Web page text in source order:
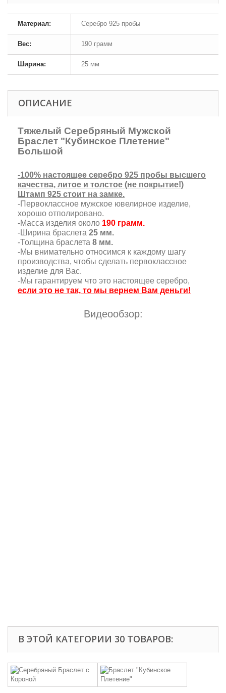
Материал: Серебро 925 пробы
Вес: 190 грамм
Ширина: 25 мм
ОПИСАНИЕ
Тяжелый Серебряный Мужской
Браслет "Кубинское Плетение"
Большой
-100% настоящее серебро 925 пробы высшего
качества, литое и толстое (не покрытие!)
Штамп 925 стоит на замке.
-Первоклассное мужское ювелирное изделие,
хорошо отполировано.
-Масса изделия около 190 грамм.
-Ширина браслета 25 мм.
-Толщина браслета 8 мм.
-Мы внимательно относимся к каждому шагу
производства, чтобы сделать первоклассное
изделие для Вас.
-Мы гарантируем что это настоящее серебро,
если это не так, то мы вернем Вам деньги!
Видеообзор:
В ЭТОЙ КАТЕГОРИИ 30 ТОВАРОВ: